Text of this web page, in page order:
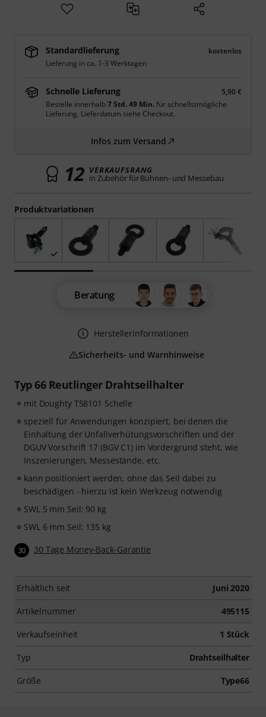
Typ 66 Reutlinger Drahtseilhalter
mit Doughty T58101 Schelle
speziell für Anwendungen konzipiert, bei denen die
Einhaltung der Unfallverhütungsvorschriften und der
DGUV Vorschrift 17 (BGV C1) im Vordergrund steht, wie
Inszenierungen, Messestände, etc.
kann positioniert werden, ohne das Seil dabei zu
beschädigen - hierzu ist kein Werkzeug notwendig
SWL 5 mm Seil: 90 kg
SWL 6 mm Seil: 135 kg
30 30 Tage Money-Back-Garantie
Erhältlich seit Juni 2020
Artikelnummer 495115
Verkaufseinheit 1 Stück
Typ Drahtseilhalter
Größe Type66
Produktvariationen
Standardlieferung
kostenlos
Lieferung in ca. 1-3 Werktagen
Schnelle Lieferung
5,90 €
Bestelle innerhalb7 Std. 49 Min.für schnellstmögliche
Lieferung. Lieferdatum siehe Checkout.
Infos zum Versand
12 VERKAUFSRANG
in Zubehör für Bühnen- und Messebau
Beratung
Herstellerinformationen
Sicherheits- und Warnhinweise